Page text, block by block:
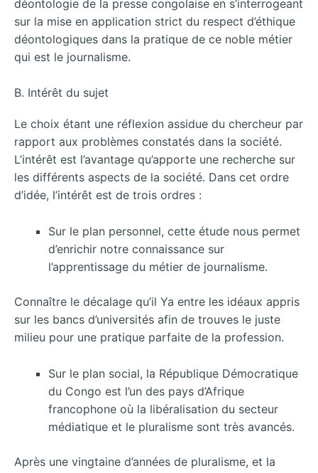
déontologie de la presse congolaise en s’interrogeant
sur la mise en application strict du respect d’éthique
déontologiques dans la pratique de ce noble métier
qui est le journalisme.
B. Intérêt du sujet
Le choix étant une réflexion assidue du chercheur par
rapport aux problèmes constatés dans la société.
L’intérêt est l’avantage qu’apporte une recherche sur
les différents aspects de la société. Dans cet ordre
d’idée, l’intérêt est de trois ordres :
Sur le plan personnel, cette étude nous permet
d’enrichir notre connaissance sur
l’apprentissage du métier de journalisme.
Connaître le décalage qu’il Ya entre les idéaux appris
sur les bancs d’universités afin de trouves le juste
milieu pour une pratique parfaite de la profession.
Sur le plan social, la République Démocratique
du Congo est l’un des pays d’Afrique
francophone où la libéralisation du secteur
médiatique et le pluralisme sont très avancés.
Après une vingtaine d’années de pluralisme, et la